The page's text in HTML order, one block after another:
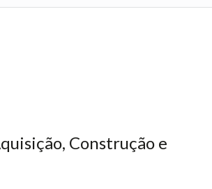
Construção e